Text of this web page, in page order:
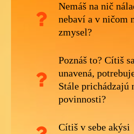
Nemáš na nič
nebaví a v ničom
zmysel?
Poznáš to? Cítiš
unavená,
Stále prichádzajú
povinnosti?
Cítiš v sebe akýsi